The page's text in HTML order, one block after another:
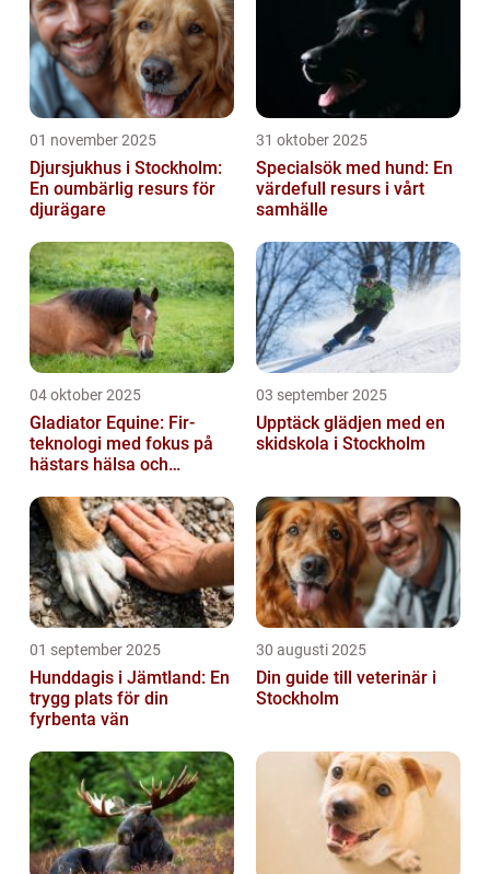
01 november 2025
Djursjukhus i Stockholm:
En oumbärlig resurs för
djurägare
31 oktober 2025
Specialsök med hund: En
värdefull resurs i vårt
samhälle
04 oktober 2025
Gladiator Equine: Fir-
teknologi med fokus på
hästars hälsa och
03 september 2025
Upptäck glädjen med en
skidskola i Stockholm
01 september 2025
Hunddagis i Jämtland: En
trygg plats för din
fyrbenta vän
30 augusti 2025
Din guide till veterinär i
Stockholm